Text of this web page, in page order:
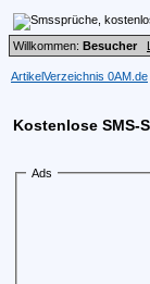
Willkommen: Besucher
ArtikelVerzeichnis 0AM.de
Kostenlose SMS-
Ads